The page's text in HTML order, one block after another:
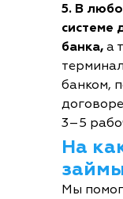
5. В
системе
банка, а
банком,
3–5
На
Мы